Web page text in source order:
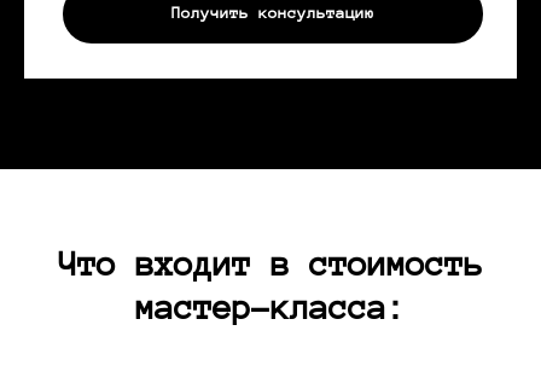
Получить консультацию
Что входит в стоимость
мастер-класса: